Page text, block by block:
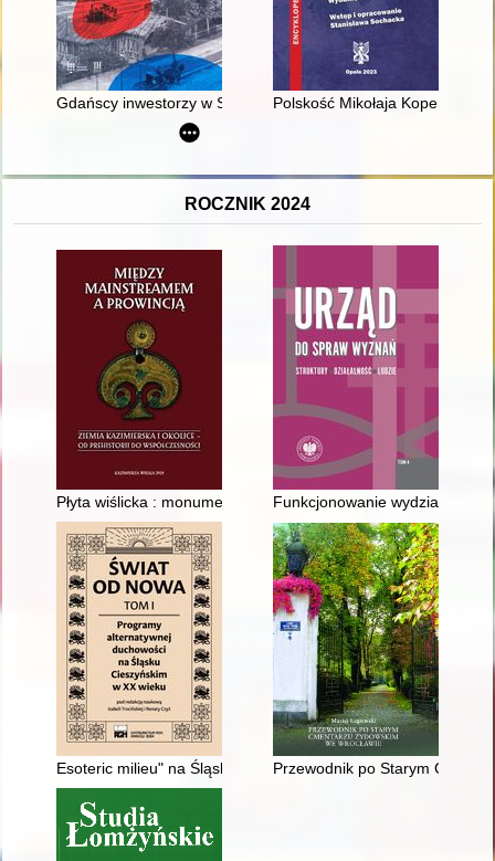
Gdańscy inwestorzy w Sopocie : prestiż finansowy i
Polskość Mikołaja Kopernika z
ROCZNIK 2024
Płyta wiślicka : monument upamiętniający czy projekt życia
Funkcjonowanie wydziałów do
Esoteric milieu" na Śląsku Cieszyńskim wobec
Przewodnik po Starym